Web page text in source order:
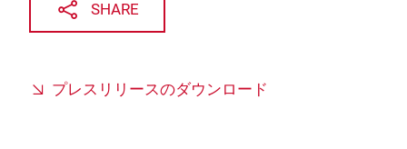
SHARE
プレスリリースのダウンロード